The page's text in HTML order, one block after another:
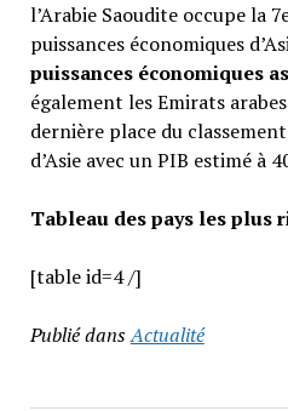
l’Arabie Saoudite occupe la
puissances économiques
puissances économiques
également les Emirats
dernière place du
d’Asie avec un PIB estimé à
Tableau des pays les plus
[table id=4 /]
Publié dansActualité